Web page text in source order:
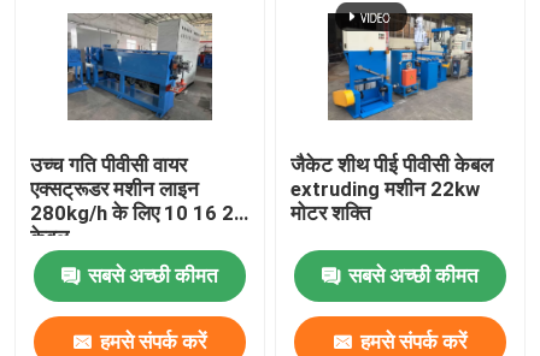
केबल एक्सट्रूज़न लाइन
केबल घुमा मशीन
तांबा खींचने वाली मशीन
उच्च गति पीवीसी वायर
एक्सट्रूडर मशीन लाइन
280kg/h के लिए 10 16 25
केबल
सबसे अच्छी कीमत
हमसे संपर्क करें
जैकेट शीथ पीई पीवीसी केबल
extruding मशीन 22kw
मोटर शक्ति
सबसे अच्छी कीमत
हमसे संपर्क करें